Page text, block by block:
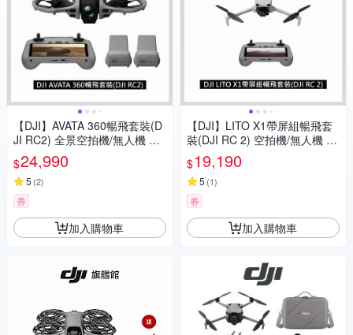
【DJI】AVATA 360暢飛套裝(D
JI RC2) 全景空拍機/無人機 ｜
一英吋旗艦影像
$24,990
5 (2)
券
加入購物車
【DJI】LITO X1帶屏組暢飛套
裝(DJI RC 2) 空拍機/無人機 ｜
免註冊｜自帶內存
$19,190
5 (1)
券
加入購物車